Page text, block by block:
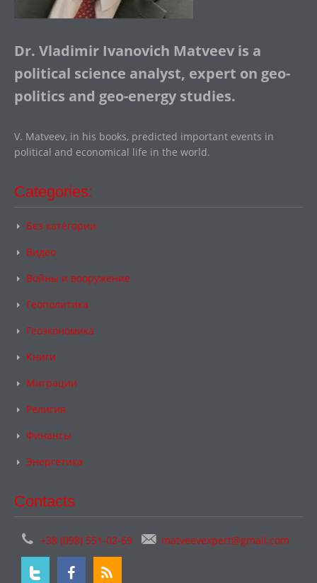
Dr. Vladimir Ivanovich Matveev is a
political science analyst, expert on geo-
politics and geo-energy studies.
V. Matveev, in his books, predicted important events in
political and economical life in the world.
Categories:
Без категории
Видео
Войны и вооружение
Геополитика
Геоэкономика
Книги
Миграции
Религия
Финансы
Энергетика
Contacts
+38 (098) 551-02-69 matveevexpert@gmail.com